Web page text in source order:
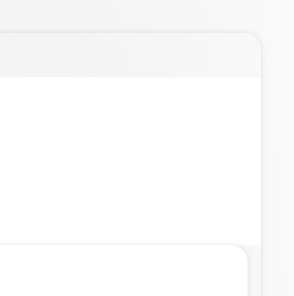
de Penmarc'h